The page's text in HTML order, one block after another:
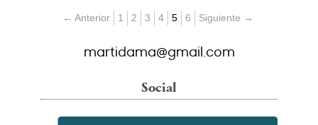
← Anterior 1 2 3 4 5 6 Siguiente →
martidama@gmail.com
Social